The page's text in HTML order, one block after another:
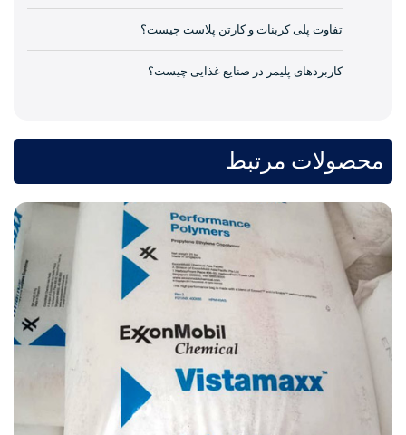
تفاوت پلی کربنات و کارتن پلاست چیست؟
کاربردهای پلیمر در صنایع غذایی چیست؟
محصولات مرتبط